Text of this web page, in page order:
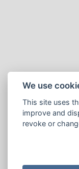
We use
This site uses
improve and
revoke or